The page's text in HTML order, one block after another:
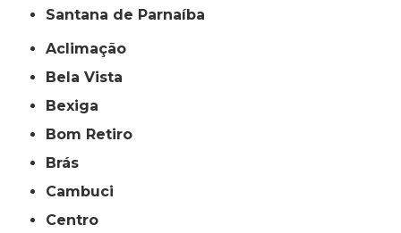
Santana de Parnaíba
Aclimação
Bela Vista
Bexiga
Bom Retiro
Brás
Cambuci
Centro